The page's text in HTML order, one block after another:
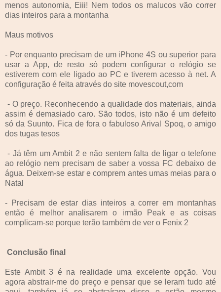
menos autonomia, Eiii! Nem todos os malucos vão correr
dias inteiros para a montanha
Maus motivos
- Por enquanto precisam de um iPhone 4S ou superior para
usar a App, de resto só podem configurar o relógio se
estiverem com ele ligado ao PC e tiverem acesso à net. A
configuração é feita através do site movescout,com
- O preço. Reconhecendo a qualidade dos materiais, ainda
assim é demasiado caro. São todos, isto não é um defeito
só da Suunto. Fica de fora o fabuloso Arival Spoq, o amigo
dos tugas tesos
- Já têm um Ambit 2 e não sentem falta de ligar o telefone
ao relógio nem precisam de saber a vossa FC debaixo de
água. Deixem-se estar e comprem antes umas meias para o
Natal
- Precisam de estar dias inteiros a correr em montanhas
então é melhor analisarem o irmão Peak e as coisas
complicam-se porque terão também de ver o Fenix 2
Conclusão final
Este Ambit 3 é na realidade uma excelente opção. Vou
agora abstrair-me do preço e pensar que se leram tudo até